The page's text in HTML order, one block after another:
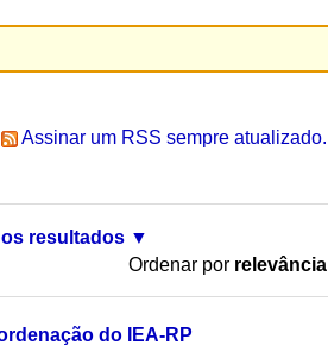
Assinar um RSS sempre atualizado.
os resultados
Ordenar por relevância
do IEA-RP